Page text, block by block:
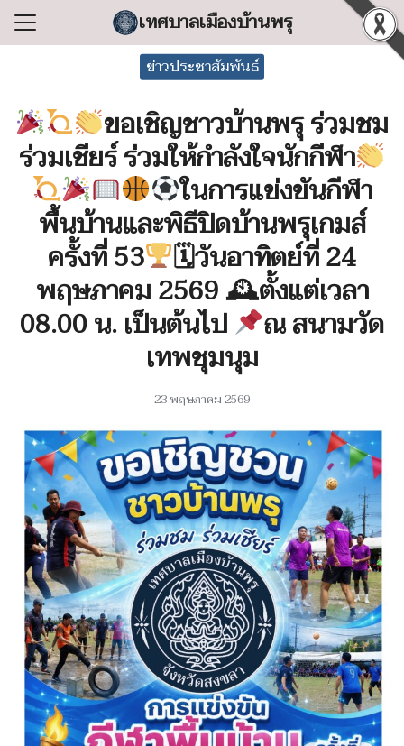
Skip
เทศบาลเมืองบ้านพรุ
ทศบาล
ารงาน
อง/ร้องเรียน
ารสนเทศ
ทศบาล
Search
ข่าวประชาสัมพันธ์
ขอเชิญชาวบ้านพรุ ร่วมชม
ร่วมเชียร์ ร่วมให้กำลังใจนักกีฬา
ในการแข่งขันกีฬา
พื้นบ้านและพิธีปิดบ้านพรุเกมส์
ครั้งที่ 53 🗓วันอาทิตย์ที่ 24
พฤษภาคม 2569 🕰ตั้งแต่เวลา
08.00 น. เป็นต้นไป ณ สนามวัด
เทพชุมนุม
23 พฤษภาคม 2569